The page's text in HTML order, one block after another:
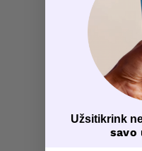
Užsitikrink
savo